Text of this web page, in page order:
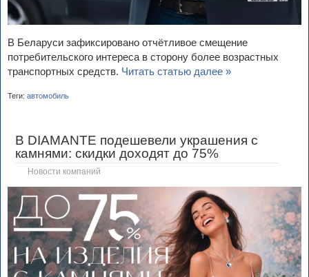
В Беларуси зафиксировано отчётливое смещение
потребительского интереса в сторону более возрастных
транспортных средств. Читать статью далее »
Теги: автомобиль
В DIAMANTE подешевели украшения с
камнями: скидки доходят до 75%
Новости компаний